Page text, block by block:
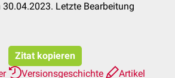
30.04.2023. Letzte Bearbeitung
Zitat kopieren
Versionsgeschichte
Artikel